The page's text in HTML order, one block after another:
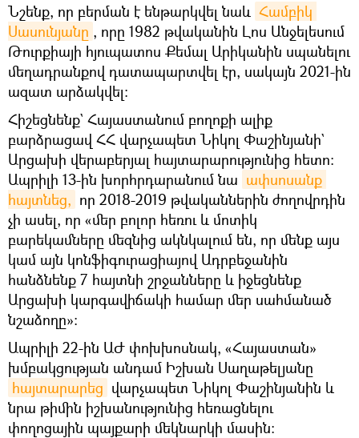
Նշենք, որ բերման է ենթարկվել նաև Համբիկ
Սասունյանը , որը 1982 թվականին Լոս Անջելեսում
Թուրքիայի հյուպատոս Քեմալ Արիկանին սպանելու
մեղադրանքով դատապարտվել էր, սակայն 2021-ին
ազատ արձակվել։
Հիշեցնենք` Հայաստանում բողոքի ալիք
բարձրացավ ՀՀ վարչապետ Նիկոլ Փաշինյանի`
Արցախի վերաբերյալ հայտարարությունից հետո։
Ապրիլի 13-ին խորհրդարանում նա ափսոսանք
հայտնեց, որ 2018-2019 թվականներին ժողովրդին
չի ասել, որ «մեր բոլոր հեռու և մոտիկ
բարեկամները մեզնից ակնկալում են, որ մենք այս
կամ այն կոնֆիգուրացիայով Ադրբեջանին
հանձնենք 7 հայտնի շրջանները և իջեցնենք
Արցախի կարգավիճակի համար մեր սահմանած
նշաձողը»։
Ապրիլի 22-ին ԱԺ փոխխոսնակ, «Հայաստան»
խմբակցության անդամ Իշխան Սաղաթելյանը
հայտարարեց վարչապետ Նիկոլ Փաշինյանին և
նրա թիմին իշխանությունից հեռացնելու
փողոցային պայքարի մեկնարկի մասին։